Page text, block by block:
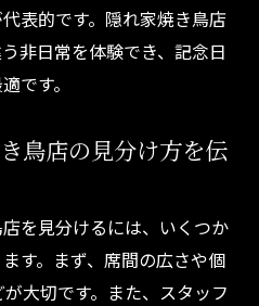
表的です。隠れ家焼き鳥店
非日常を体験でき、記念日
です。
鳥店の見分け方を伝
を見分けるには、いくつか
す。まず、席間の広さや個
大切です。また、スタッフ